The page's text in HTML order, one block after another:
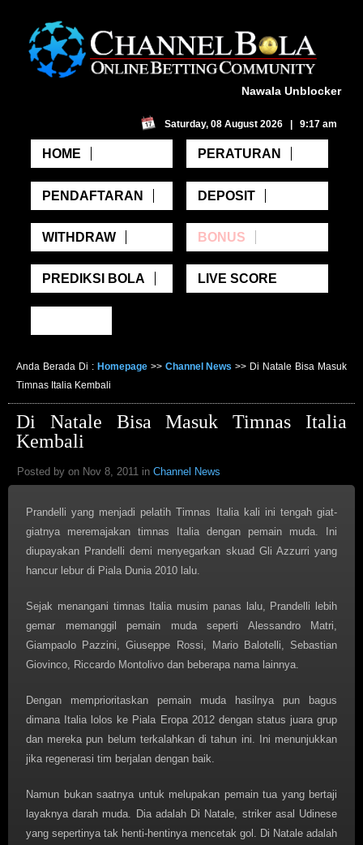
Nawala Unblocker
Saturday, 08 August 2026 | 9:17 am
HOME PERATURAN
PENDAFTARAN DEPOSIT
WITHDRAW BONUS
PREDIKSI BOLA LIVE SCORE
Anda Berada Di : Homepage>> Channel News >> Di Natale Bisa Masuk
Timnas Italia Kembali
Di Natale Bisa Masuk Timnas Italia
Kembali
Posted by on Nov 8, 2011 in Channel News
Prandelli yang menjadi pelatih Timnas Italia kali ini tengah giat-
giatnya meremajakan timnas Italia dengan pemain muda. Ini
diupayakan Prandelli demi menyegarkan skuad Gli Azzurri yang
hancur lebur di Piala Dunia 2010 lalu.
Sejak menangani timnas Italia musim panas lalu, Prandelli lebih
gemar memanggil pemain muda seperti Alessandro Matri,
Giampaolo Pazzini, Giuseppe Rossi, Mario Balotelli, Sebastian
Giovinco, Riccardo Montolivo dan beberapa nama lainnya.
Dengan memprioritaskan pemain muda hasilnya pun bagus
dimana Italia lolos ke Piala Eropa 2012 dengan status juara grup
dan mereka pun belum terkalahkan di tahun ini. Ini menunjukkan
jika regenerasi tim berjalan dengan baik.
Namun bukan saatnya untuk melupakan pemain tua yang bertaji
layaknya darah muda. Dia adalah Di Natale, striker asal Udinese
yang sepertinya tak henti-hentinya mencetak gol. Di Natale adalah